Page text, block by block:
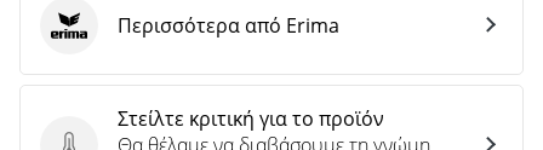
Στείλτε κριτική για το προϊόν
Θα θέλαμε να διαβάσουμε τη γνώμη
Erima Περισσότερα από Erima